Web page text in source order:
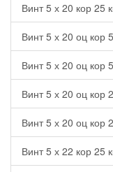
Винт 5 х 20 кор
Винт 5 х 20 оц кор
Винт 5 х 20 оц
Винт 5 х 20 оц кор
Винт 5 х 20 оц
Винт 5 х 22 кор 25